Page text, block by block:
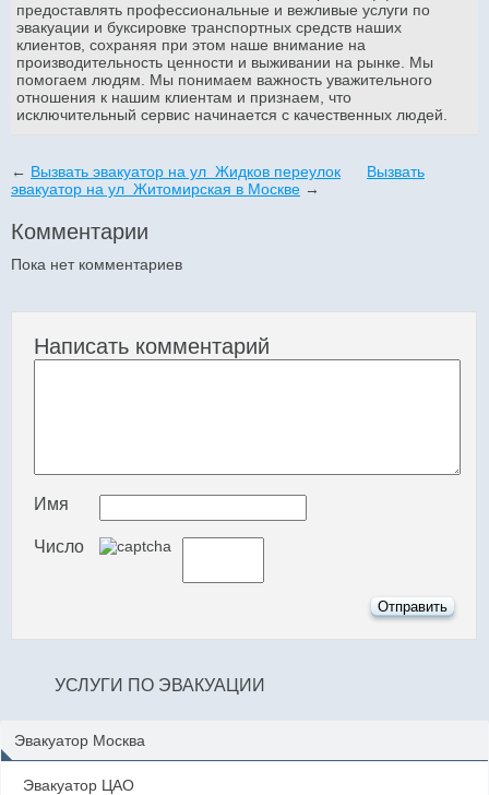
предоставлять профессиональные и вежливые услуги по
эвакуации и буксировке транспортных средств наших
клиентов, сохраняя при этом наше внимание на
производительность ценности и выживании на рынке. Мы
помогаем людям. Мы понимаем важность уважительного
отношения к нашим клиентам и признаем, что
исключительный сервис начинается с качественных людей.
← Вызвать эвакуатор на ул Жидков переулок
Вызвать
эвакуатор на ул Житомирская в Москве →
Комментарии
Пока нет комментариев
Написать комментарий
Имя
Число
УСЛУГИ ПО ЭВАКУАЦИИ
Эвакуатор Москва
Эвакуатор ЦАО